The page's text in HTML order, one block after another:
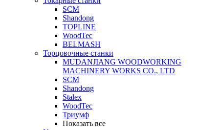
SCM
Shandong
TOPLINE
WoodTec
BELMASH
Торцовочные станки
MUDANJIANG WOODWORKING
MACHINERY WORKS CO., LTD
SCM
Shandong
Stalex
WoodTec
Триумф
Показать все